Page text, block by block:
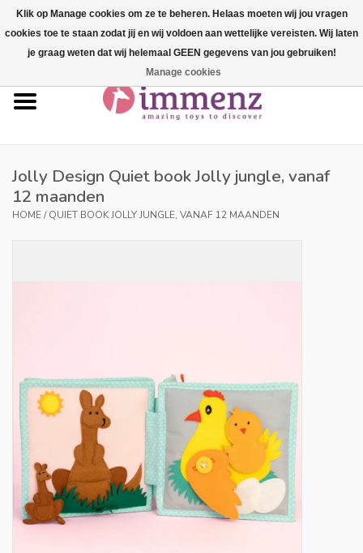
NIEUW in ons assortiment!
Onze merken
Professionals
Jolly Design Quiet book Jolly jungle, vanaf
12 maanden
HOME/QUIET BOOK JOLLY JUNGLE, VANAF 12 MAANDEN
Klik op Manage cookies om ze te beheren. Helaas moeten wij jou vragen
cookies toe te staan zodat jij en wij voldoen aan wettelijke vereisten. Wij laten
je graag weten dat wij helemaal GEEN gegevens van jou gebruiken!
Manage cookies